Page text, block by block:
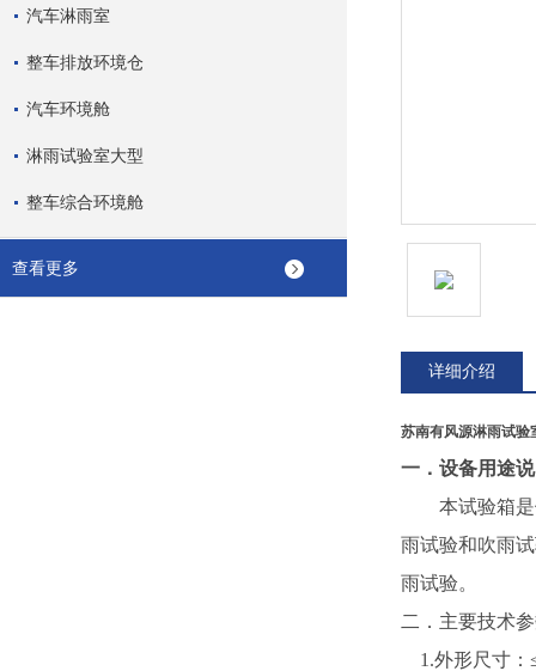
汽车淋雨室
整车排放环境仓
汽车环境舱
淋雨试验室大型
整车综合环境舱
查看更多
详细介绍
苏南有风源淋雨试验
一． 设备用途
本试验箱
雨试验和吹雨
雨试验。
二．主要技术
1.外形尺寸：